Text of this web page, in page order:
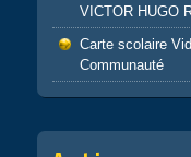
VICTOR HUGO
Carte scolaire
Communauté